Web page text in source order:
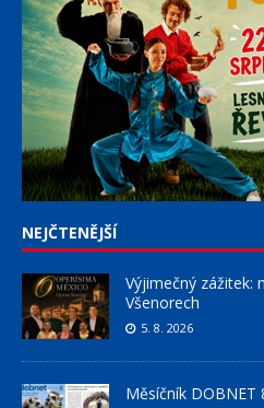
NEJČTENĚJŠÍ
Výjimečný zážitek:
Všenorech
5. 8. 2026
Měsíčník DOBNET